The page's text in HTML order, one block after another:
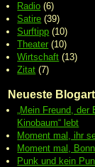
Radio (6)
Satire (39)
Surftipp (10)
Theater (10)
Wirtschaft (13)
Zitat (7)
Neueste
„Mein Freund,
Kinobaum“ lebt
Moment mal, ihr
Moment mal,
Punk und kein